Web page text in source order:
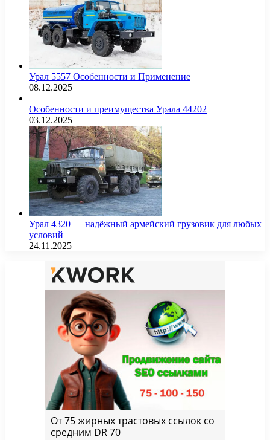
Урал 5557 Особенности и Применение
08.12.2025
Особенности и преимущества Урала 44202
03.12.2025
Урал 4320 — надёжный армейский грузовик для любых
условий
24.11.2025